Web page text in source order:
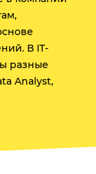
В IT-
разные
Analyst,